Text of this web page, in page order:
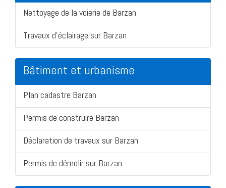
Nettoyage de la voierie de Barzan
Travaux d'éclairage sur Barzan
Bâtiment et urbanisme
Plan cadastre Barzan
Permis de construire Barzan
Déclaration de travaux sur Barzan
Permis de démolir sur Barzan